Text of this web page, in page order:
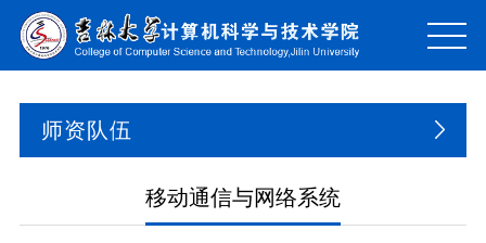
师资队伍
移动通信与网络系统